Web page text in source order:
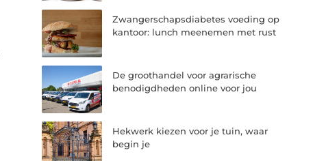
Zwangerschapsdiabetes voeding op
kantoor: lunch meenemen met rust
De groothandel voor agrarische
benodigdheden online voor jou
Hekwerk kiezen voor je tuin, waar
begin je